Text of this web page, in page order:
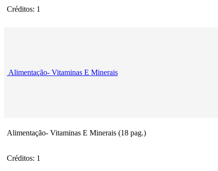
Créditos: 1
Alimentação- Vitaminas E Minerais
Alimentação- Vitaminas E Minerais (18 pag.)
Créditos: 1